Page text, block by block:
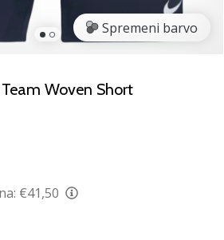
Spremeni barvo
Woven Short
€41,50